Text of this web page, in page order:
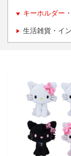
キーホルダー
生活雑貨・イ